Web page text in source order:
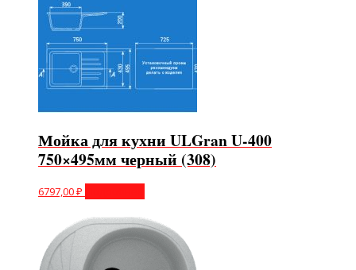
Мойка для кухни ULGran U-400
750×495мм черный (308)
6797,00₽